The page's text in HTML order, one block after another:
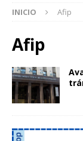
INICIO Afip
Afip